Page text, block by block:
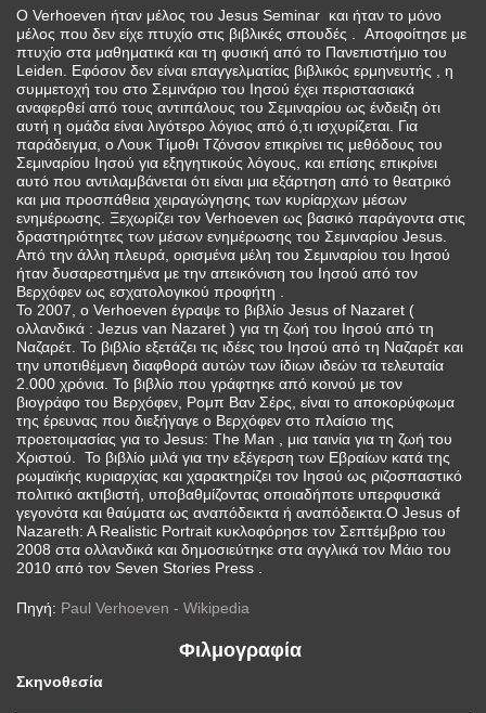
Ο Verhoeven ήταν μέλος του Jesus Seminar και ήταν το μόνο
μέλος που δεν είχε πτυχίο στις βιβλικές σπουδές . Αποφοίτησε με
πτυχίο στα μαθηματικά και τη φυσική από το Πανεπιστήμιο του
Leiden. Εφόσον δεν είναι επαγγελματίας βιβλικός ερμηνευτής , η
συμμετοχή του στο Σεμινάριο του Ιησού έχει περιστασιακά
αναφερθεί από τους αντιπάλους του Σεμιναρίου ως ένδειξη ότι
αυτή η ομάδα είναι λιγότερο λόγιος από ό,τι ισχυρίζεται. Για
παράδειγμα, ο Λουκ Τίμοθι Τζόνσον επικρίνει τις μεθόδους του
Σεμιναρίου Ιησού για εξηγητικούς λόγους, και επίσης επικρίνει
αυτό που αντιλαμβάνεται ότι είναι μια εξάρτηση από το θεατρικό
και μια προσπάθεια χειραγώγησης των κυρίαρχων μέσων
ενημέρωσης. Ξεχωρίζει τον Verhoeven ως βασικό παράγοντα στις
δραστηριότητες των μέσων ενημέρωσης του Σεμιναρίου Jesus.
Από την άλλη πλευρά, ορισμένα μέλη του Σεμιναρίου του Ιησού
ήταν δυσαρεστημένα με την απεικόνιση του Ιησού από τον
Βερχόφεν ως εσχατολογικού προφήτη .
Το 2007, ο Verhoeven έγραψε το βιβλίο Jesus of Nazaret (
ολλανδικά : Jezus van Nazaret ) για τη ζωή του Ιησού από τη
Ναζαρέτ. Το βιβλίο εξετάζει τις ιδέες του Ιησού από τη Ναζαρέτ και
την υποτιθέμενη διαφθορά αυτών των ίδιων ιδεών τα τελευταία
2.000 χρόνια. Το βιβλίο που γράφτηκε από κοινού με τον
βιογράφο του Βερχόφεν, Ρομπ Βαν Σέρς, είναι το αποκορύφωμα
της έρευνας που διεξήγαγε ο Βερχόφεν στο πλαίσιο της
προετοιμασίας για το Jesus: The Man , μια ταινία για τη ζωή του
Χριστού. Το βιβλίο μιλά για την εξέγερση των Εβραίων κατά της
ρωμαϊκής κυριαρχίας και χαρακτηρίζει τον Ιησού ως ριζοσπαστικό
πολιτικό ακτιβιστή, υποβαθμίζοντας οποιαδήποτε υπερφυσικά
γεγονότα και θαύματα ως αναπόδεικτα ή αναπόδεικτα.Ο Jesus of
Nazareth: A Realistic Portrait κυκλοφόρησε τον Σεπτέμβριο του
2008 στα ολλανδικά και δημοσιεύτηκε στα αγγλικά τον Μάιο του
2010 από τον Seven Stories Press .
Πηγή: Paul Verhoeven - Wikipedia
Φιλμογραφία
Σκηνοθεσία